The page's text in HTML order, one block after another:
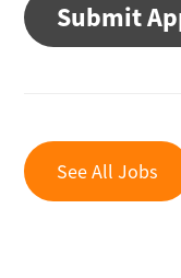
for
jobs
anything
here.See All Jobs